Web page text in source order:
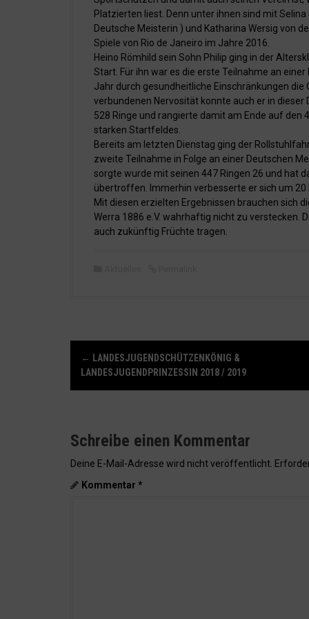
Platzierten liest. Denn unter ihnen sind mit
Deutsche Meisterin ) und Katharina Wersig von
Spiele von Rio de Janeiro im Jahre 2016.
Heino Römhild sein Sohn Philip ging in der
Start. Für ihn war es die erste Teilnahme an
Jahr durch gesundheitliche Einschränkungen
verbundenen Nervosität konnte auch er in
528 Ringe und rangierte damit am Ende auf den
starken Startfeldes.
Bereits am letzten Dienstag ging der
zweite Teilnahme in Folge an einer Deutschen
sorgte wurde mit seinen 447 Ringen 26 und hat
übertroffen. Immerhin verbesserte er sich um 20
Mit diesen erzielten Ergebnissen brauchen sich
Werra 1886 e.V. wahrhaftig nicht zu verstecken.
auch zukünftig Früchte tragen.
a
t
o
← LANDESJUGENDSCHÜTZENKÖNIG &
LANDESJUGENDPRINZESSIN 2018 / 2019
Schreibe einen Kommentar
Deine E-Mail-Adresse wird nicht veröffentlicht.
Kommentar *